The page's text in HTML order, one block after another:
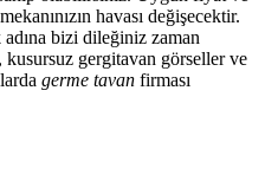
havası değişecektir.
bizi dileğiniz zaman
kusursuz gergitavan görseller ve
germe tavan firması